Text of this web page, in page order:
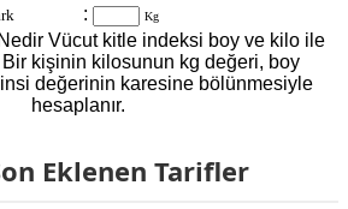
: Kg
Vücut kitle indeksi boy ve kilo ile
Bir kişinin kilosunun kg değeri, boy
değerinin karesine bölünmesiyle
hesaplanır.
Eklenen Tarifler